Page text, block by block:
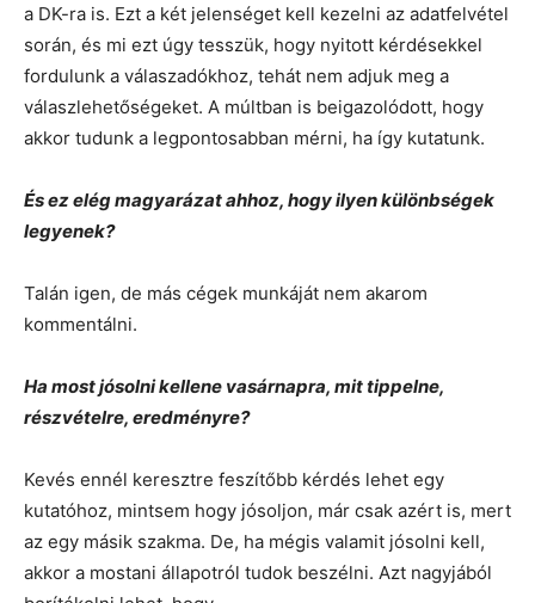
a DK-ra is. Ezt a két jelenséget kell kezelni az adatfelvétel
során, és mi ezt úgy tesszük, hogy nyitott kérdésekkel
fordulunk a válaszadókhoz, tehát nem adjuk meg a
válaszlehetőségeket. A múltban is beigazolódott, hogy
akkor tudunk a legpontosabban mérni, ha így kutatunk.
És ez elég magyarázat ahhoz, hogy ilyen különbségek
legyenek?
Talán igen, de más cégek munkáját nem akarom
kommentálni.
Ha most jósolni kellene vasárnapra, mit tippelne,
részvételre, eredményre?
Kevés ennél keresztre feszítőbb kérdés lehet egy
kutatóhoz, mintsem hogy jósoljon, már csak azért is, mert
az egy másik szakma. De, ha mégis valamit jósolni kell,
akkor a mostani állapotról tudok beszélni. Azt nagyjából